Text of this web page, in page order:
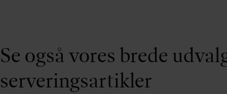
Se også vores brede
serveringsartikler